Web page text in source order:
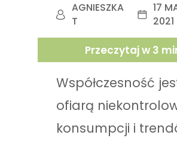
AGNIESZKA
T
17
2021
Przeczytaj w 3
Współczesność
ofiarą
konsumpcji i